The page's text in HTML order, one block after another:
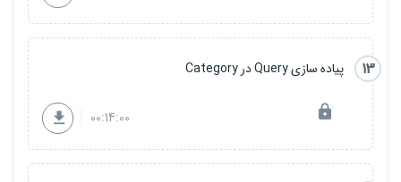
13 پیاده سازی Query در Category
00:14:00